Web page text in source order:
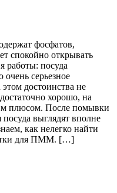
фосфатов,
спокойно открывать
работы: посуда
очень серьезное
достоинства не
хорошо, на
плюсом. После помывки
выглядят вполне
как нелегко найти
для ПММ. […]